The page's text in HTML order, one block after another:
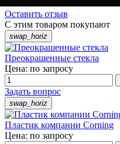
Оставить отзыв
С этим товаром покупают
swap_horiz
Преокрашенные стекла
Цена: по запросу
Задать вопрос
swap_horiz
Пластик компании Corning
Цена: по запросу